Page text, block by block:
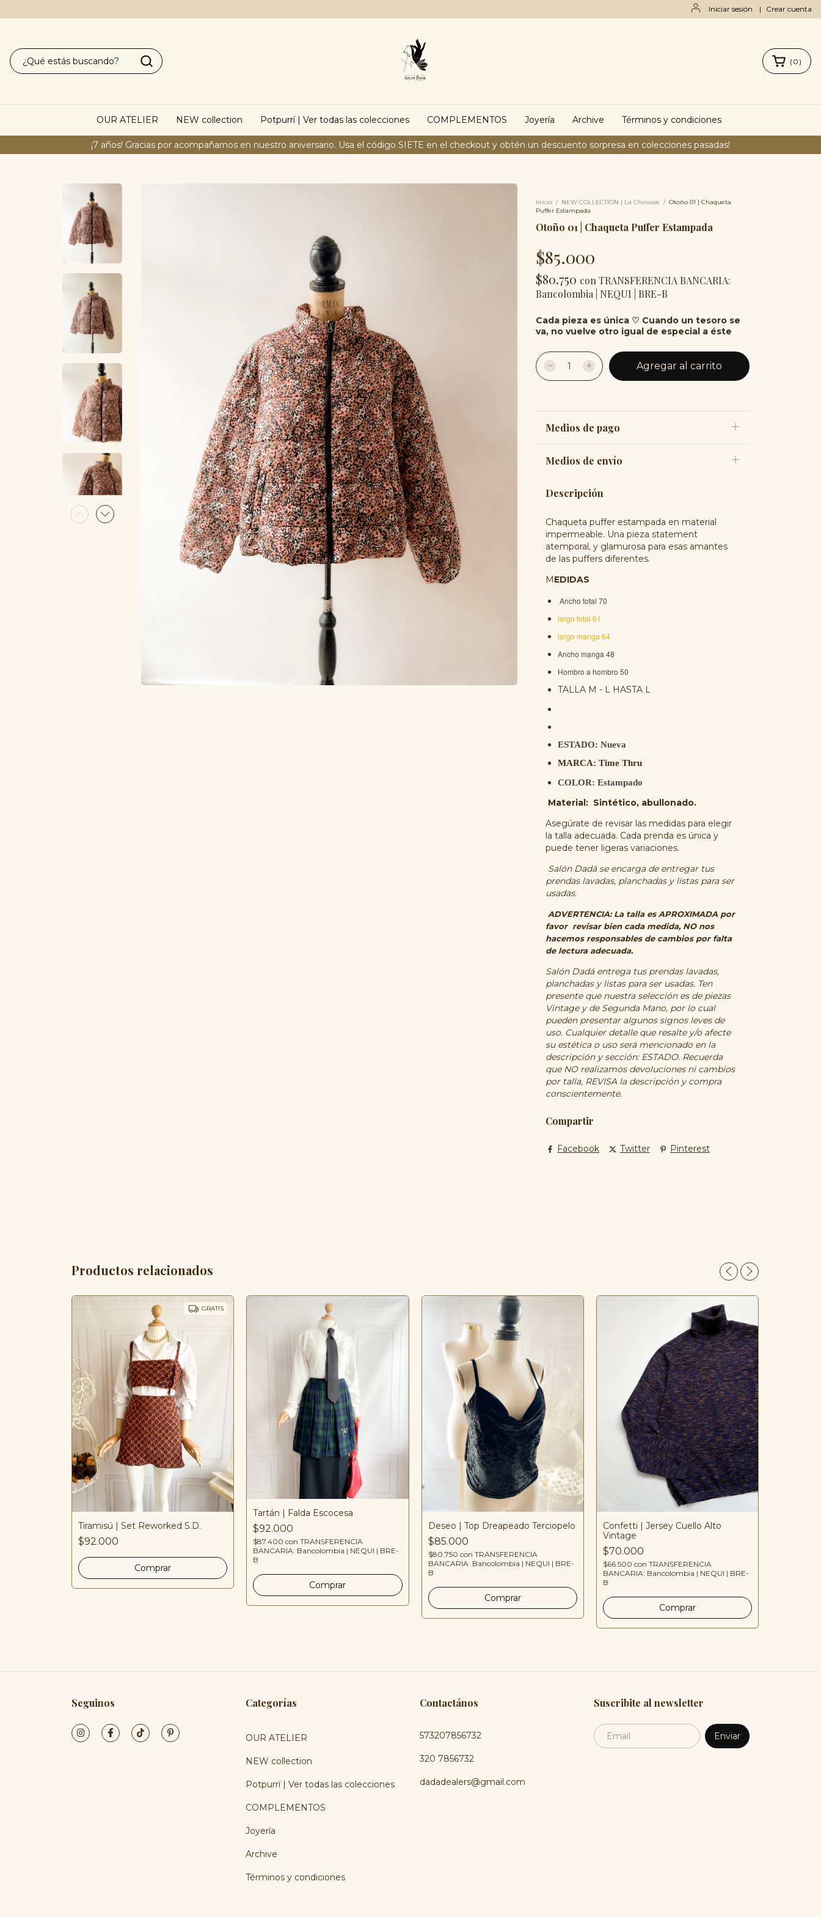
Iniciar sesión | Crear cuenta
¡7 años! Gracias por acompañarnos en nuestro aniversario. Usa el código SIETE en el checkout y obtén un descuento sorpresa en colecciones pasadas!
( 0 )
OUR ATELIER NEW collection Potpurrí | Ver todas las colecciones COMPLEMENTOS Joyería Archive Términos y condiciones
Inicio / NEW COLLECTION | La Chinoise / Otoño 01 | Chaqueta
Puffer Estampada
Otoño 01 | Chaqueta Puffer Estampada
$85.000
$80.750 con TRANSFERENCIA BANCARIA:
Bancolombia | NEQUI | BRE-B
Cada pieza es única ♡ Cuando un tesoro se
va, no vuelve otro igual de especial a éste
Medios de pago
Medios de envío
Descripción
Chaqueta puffer estampada en material
impermeable. Una pieza statement
atemporal, y glamurosa para esas amantes
de las puffers diferentes.
MEDIDAS
Ancho total 70
largo total 61
largo manga 64
Ancho manga 48
Hombro a hombro 50
TALLA M - L HASTA L
ESTADO: Nueva
MARCA: Time Thru
COLOR: Estampado
Material: Sintético, abullonado.
Asegúrate de revisar las medidas para elegir
la talla adecuada. Cada prenda es única y
puede tener ligeras variaciones.
Salón Dadá se encarga de entregar tus
prendas lavadas, planchadas y listas para ser
usadas.
ADVERTENCIA: La talla es APROXIMADA por
favor revisar bien cada medida, NO nos
hacemos responsables de cambios por falta
de lectura adecuada.
Salón Dadá entrega tus prendas lavadas,
planchadas y listas para ser usadas. Ten
presente que nuestra selección es de piezas
Vintage y de Segunda Mano, por lo cual
pueden presentar algunos signos leves de
uso. Cualquier detalle que resalte y/o afecte
su estética o uso será mencionado en la
descripción y sección: ESTADO. Recuerda
que NO realizamos devoluciones ni cambios
por talla, REVISA la descripción y compra
conscientemente.
Compartir
Facebook Twitter Pinterest
Productos relacionados
GRATIS
Tiramisú | Set Reworked S.D.
$92.000
Tartán | Falda Escocesa
$92.000
$87.400con TRANSFERENCIA
BANCARIA: Bancolombia | NEQUI | BRE-
B
Deseo | Top Dreapeado Terciopelo
$85.000
$80.750 con TRANSFERENCIA
BANCARIA: Bancolombia | NEQUI | BRE-
B
Confetti | Jersey Cuello Alto
Vintage
$70.000
$66.500 con TRANSFERENCIA
BANCARIA: Bancolombia | NEQUI | BRE-
B
Seguinos Categorías
OUR ATELIER
NEW collection
Potpurrí | Ver todas las colecciones
COMPLEMENTOS
Joyería
Archive
Términos y condiciones
Contactános
573207856732
320 7856732
dadadealers@gmail.com
Suscribite al newsletter